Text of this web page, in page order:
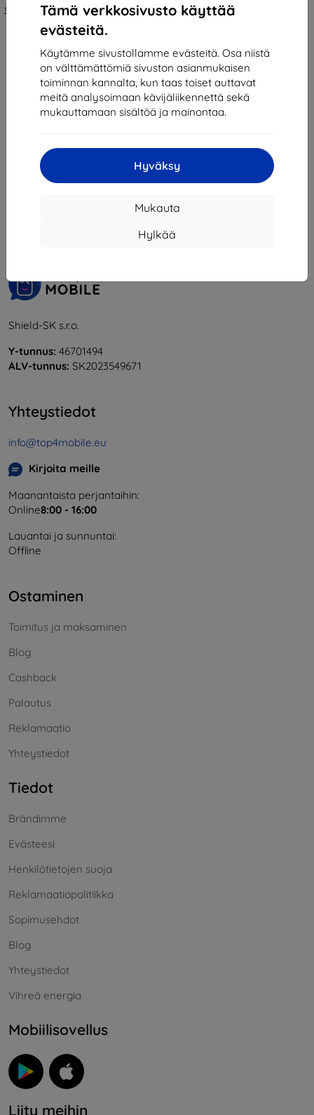
Tämä verkkosivusto käyttää
evästeitä.
Käytämme sivustollamme evästeitä. Osa niistä
on välttämättömiä sivuston asianmukaisen
toiminnan kannalta, kun taas toiset auttavat
meitä analysoimaan kävijäliikennettä sekä
mukauttamaan sisältöä ja mainontaa.
Hyväksy
Mukauta
Hylkää
3mk Silky Matt Privacy Protective
film for uleFone Note 20 Pro
16,90 €
15,21 €
Varastossa > 5 kpl
yhteensä5.
Shield-SK s.r.o.
Y-tunnus: 46701494
ALV-tunnus: SK2023549671
Yhteystiedot
info@top4mobile.eu
Kirjoita meille
Maanantaista perjantaihin:
Online8:00 - 16:00
Lauantai ja sunnuntai:
Offline
Ostaminen
Toimitus ja maksaminen
Blog
Cashback
Palautus
Reklamaatio
Yhteystiedot
Tiedot
Brändimme
Evästeesi
Henkilötietojen suoja
Reklamaatiopolitiikka
Sopimusehdot
Blog
Yhteystiedot
Vihreä energia
Mobiilisovellus
Liity meihin